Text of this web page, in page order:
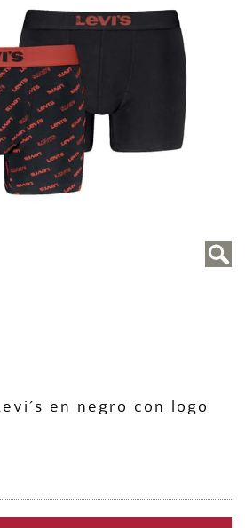
en negro con logo